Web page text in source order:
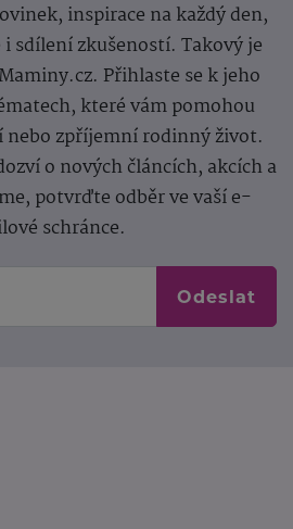
inspirace na každý den,
sdílení zkušeností. Takový je
Přihlaste se k jeho
které vám pomohou
nebo zpříjemní rodinný život.
o nových článcích, akcích a
potvrďte odběr ve vaší e-
schránce.
Odeslat